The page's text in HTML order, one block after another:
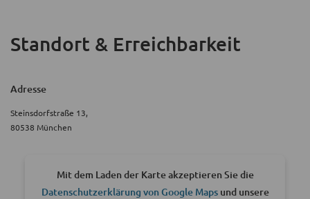
Standort & Erreichbarkeit
Adresse
Steinsdorfstraße 13,
80538 München
Mit dem Laden der Karte akzeptieren Sie die
Datenschutzerklärung von Google Mapsund unsere